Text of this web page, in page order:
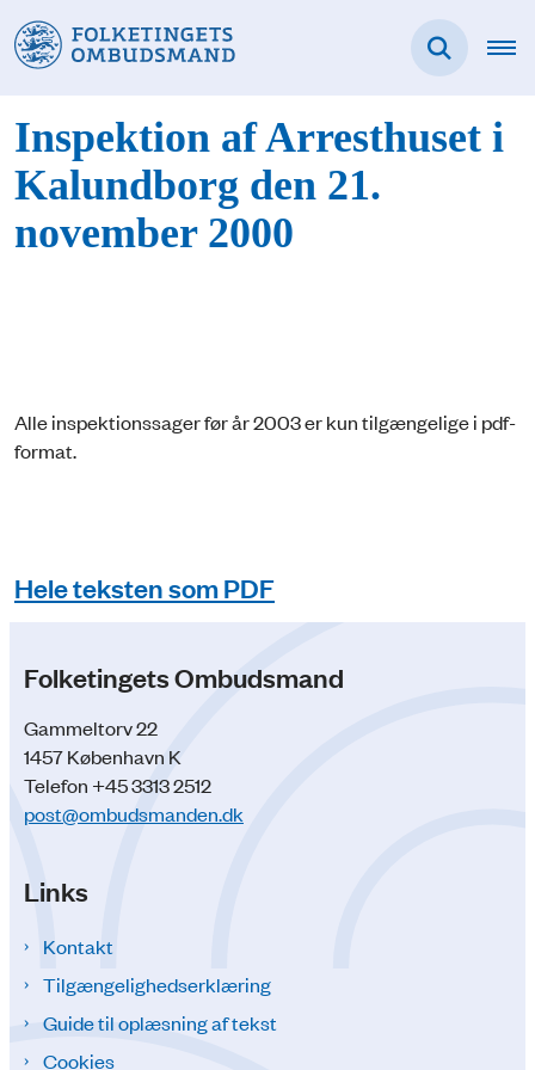
Inspektion af Arresthuset i
Kalundborg den 21.
november 2000
Alle inspektionssager før år 2003 er kun tilgængelige i pdf-
format.
Hele teksten som PDF
Folketingets Ombudsmand
Gammeltorv 22
1457 København K
Telefon +45 3313 2512
post@ombudsmanden.dk
Links
Kontakt
Tilgængelighedserklæring
Guide til oplæsning af tekst
Cookies